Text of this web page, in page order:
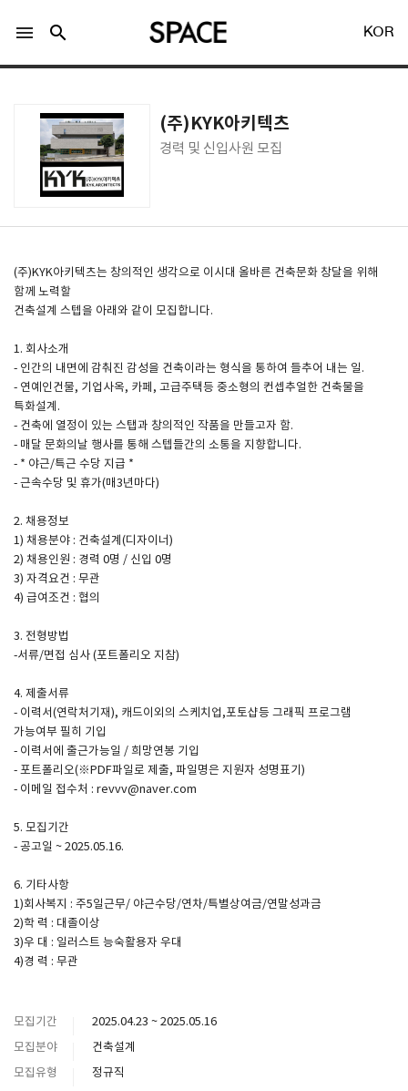
LOGIN
Facebook 로그인
Twitter 로그인
Naver 로그인
SPACE 소개
공지사항
기사문의
광고문의
Contact
menu search KOR
(주)KYK아키텍츠
경력 및 신입사원 모집
(주)KYK아키텍츠는 창의적인 생각으로 이시대 올바른 건축문화 창달을 위해
함께 노력할
건축설계 스텝을 아래와 같이 모집합니다.
1. 회사소개
- 인간의 내면에 감춰진 감성을 건축이라는 형식을 통하여 들추어 내는 일.
- 연예인건물, 기업사옥, 카페, 고급주택등 중소형의 컨셉추얼한 건축물을
특화설계.
- 건축에 열정이 있는 스탭과 창의적인 작품을 만들고자 함.
- 매달 문화의날 행사를 통해 스텝들간의 소통을 지향합니다.
- * 야근/특근 수당 지급 *
- 근속수당 및 휴가(매3년마다)
2. 채용정보
1) 채용분야 : 건축설계(디자이너)
2) 채용인원 : 경력 0명 / 신입 0명
3) 자격요건 : 무관
4) 급여조건 : 협의
3. 전형방법
-서류/면접 심사 (포트폴리오 지참)
4. 제출서류
- 이력서(연락처기재), 캐드이외의 스케치업,포토샵등 그래픽 프로그램
가능여부 필히 기입
- 이력서에 출근가능일 / 희망연봉 기입
- 포트폴리오(※PDF파일로 제출, 파일명은 지원자 성명표기)
- 이메일 접수처 : revvv@naver.com
5. 모집기간
- 공고일 ~ 2025.05.16.
6. 기타사항
1)회사복지 : 주5일근무/ 야근수당/연차/특별상여금/연말성과금
2)학 력 : 대졸이상
3)우 대 : 일러스트 능숙활용자 우대
4)경 력 : 무관
모집기간
2025.04.23 ~ 2025.05.16
모집분야
건축설계
모집유형
정규직